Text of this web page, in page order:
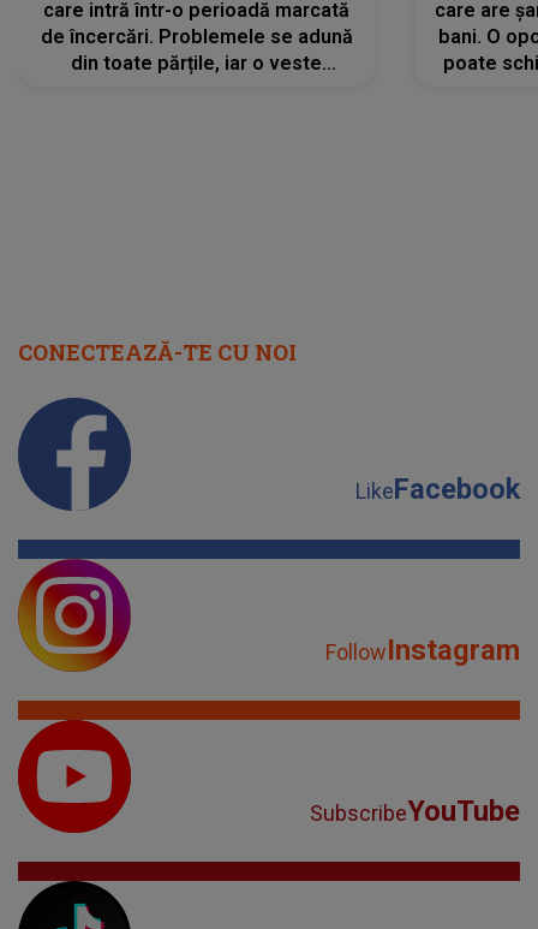
care intră într-o perioadă marcată
de încercări. Problemele se adună
din toate părțile, iar o veste
care are
bani. O
poate
CONECTEAZĂ-TE CU NOI
LikeFacebook
FollowInstagram
SubscribeYouTube